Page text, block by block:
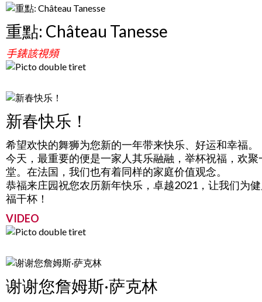
重點: Château Tanesse
手錶該視頻
新春快乐！
希望欢快的舞狮为您新的一年带来快乐、好运和幸福。
今天，最重要的便是一家人其乐融融，举杯祝福，欢聚
堂。在法国，我们也有着同样的家庭价值观念。
恭福来庄园祝您农历新年快乐，卓越2021，让我们为
福干杯！
VIDEO
谢谢您詹姆斯·萨克林